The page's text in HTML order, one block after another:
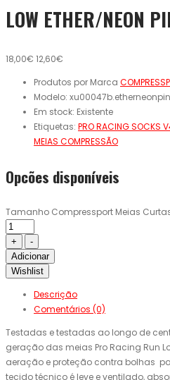
LOW ETHER/NEON
18,00€ 12,60€
Produtos por Marca
Modelo:
Em stock: Existente
Etiquetas: PRO RACING SOCKS
MEIAS COMPRESSÃO
Opcões disponíveis
Tamanho Compressport Meias
Adicionar
Wishlist
Descrição
Comentários (0)
Testadas e testadas ao longo de
geração das meias Pro Racing Run
aeração e proteção contra bolhas
tecido técnico é leve e ventilado,